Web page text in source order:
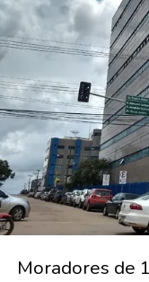
Moradores de